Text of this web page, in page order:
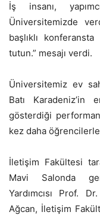
İş insanı,
Üniversitemizde
başlıklı konferansta
tutun.” mesajı verdi.
Üniversitemiz ev
Batı Karadeniz’in
gösterdiği
kez daha
İletişim Fakültesi
Mavi Salonda
Yardımcısı Prof.
Ağcan, İletişim